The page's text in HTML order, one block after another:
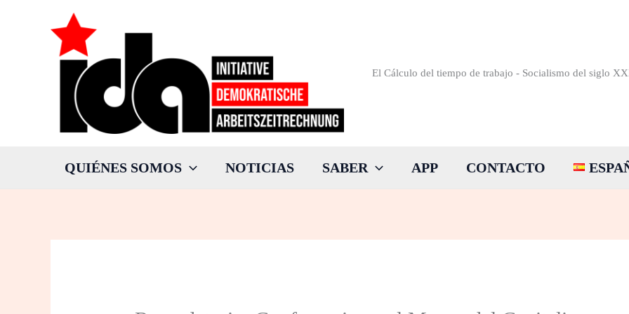
El Cálculo del tiempo de trabajo - Socialismo del siglo
QUIÉNES SOMOS NOTICIAS SABER APP CONTACTO